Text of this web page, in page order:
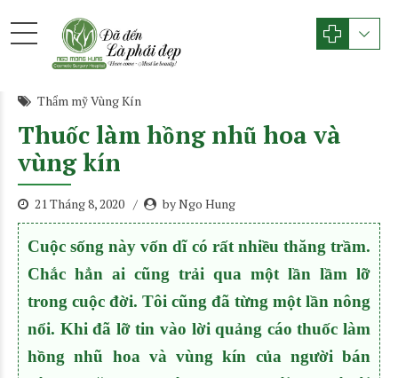
Thẩm mỹ Vùng Kín
Thuốc làm hồng nhũ hoa và
vùng kín
21 Tháng 8, 2020 by Ngo Hung
Cuộc sống này vốn dĩ có rất nhiều thăng trầm.
Chắc hẳn ai cũng trải qua một lần lầm lỡ
trong cuộc đời. Tôi cũng đã từng một lần nông
nổi. Khi đã lỡ tin vào lời quảng cáo thuốc làm
hồng nhũ hoa và vùng kín của người bán